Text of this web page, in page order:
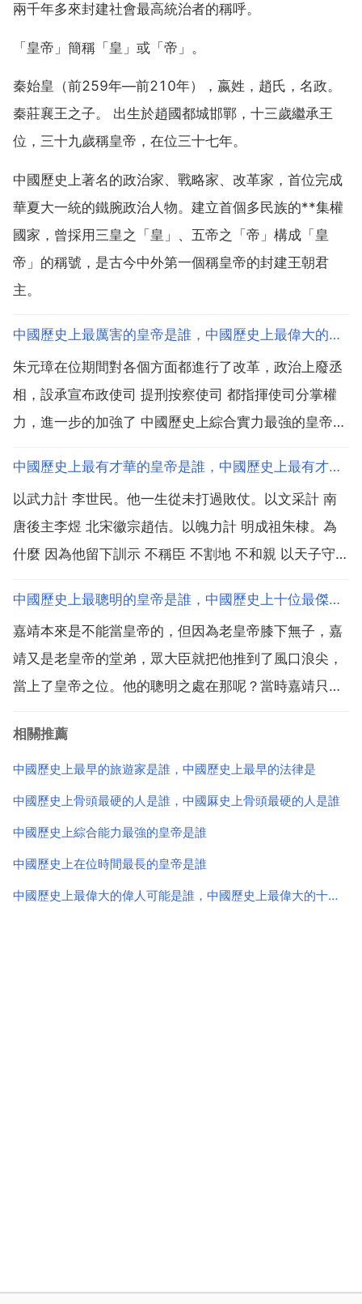
兩千年多來封建社會最高統治者的稱呼。
「皇帝」簡稱「皇」或「帝」。
秦始皇（前259年—前210年），嬴姓，趙氏，名政。
秦莊襄王之子。 出生於趙國都城邯鄲，十三歲繼承王
位，三十九歲稱皇帝，在位三十七年。
中國歷史上著名的政治家、戰略家、改革家，首位完成
華夏大一統的鐵腕政治人物。建立首個多民族的**集權
國家，曾採用三皇之「皇」、五帝之「帝」構成「皇
帝」的稱號，是古今中外第一個稱皇帝的封建王朝君
主。
中國歷史上最厲害的皇帝是誰，中國歷史上最偉大的十個皇帝都有誰？
朱元璋在位期間對各個方面都進行了改革，政治上廢丞
相，設承宣布政使司 提刑按察使司 都指揮使司分掌權
力，進一步的加強了 中國歷史上綜合實力最強的皇帝是
上最偉大的十位皇帝，十大傑出帝王中國帝國時代歷經
了兩千餘年，其中產生了三四百個皇帝，幹古留名的帝
王也不在...
中國歷史上最有才華的皇帝是誰，中國歷史上最有才華的一個皇帝是誰
以武力計 李世民。他一生從未打過敗仗。以文采計 南
唐後主李煜 北宋徽宗趙佶。以魄力計 明成祖朱棣。為
什麼 因為他留下訓示 不稱臣 不割地 不和親 以天子守國
書同文，統一度量衡，所以我個人認為他對我們中華民
族的貢獻最大。明朝以後就不要算了 崖山之後...
中國歷史上最聰明的皇帝是誰，中國歷史上十位最傑出的皇帝
嘉靖本來是不能當皇帝的，但因為老皇帝膝下無子，嘉
靖又是老皇帝的堂弟，眾大臣就把他推到了風口浪尖，
當上了皇帝之位。他的聰明之處在那呢？當時嘉靖只有
廷和一輩子就看走眼了這一次。剛一即位，楊廷和就給
了朱厚熜一個下馬威，因為嘉靖是以皇堂兄身份即位，
所以根據慣...
相關推薦
中國歷史上最早的旅遊家是誰，中國歷史上最早的法律是
中國歷史上骨頭最硬的人是誰，中國厤史上骨頭最硬的人是誰
中國歷史上綜合能力最強的皇帝是誰
中國歷史上在位時間最長的皇帝是誰
中國歷史上最偉大的偉人可能是誰，中國歷史上最偉大的十個偉人可能是誰